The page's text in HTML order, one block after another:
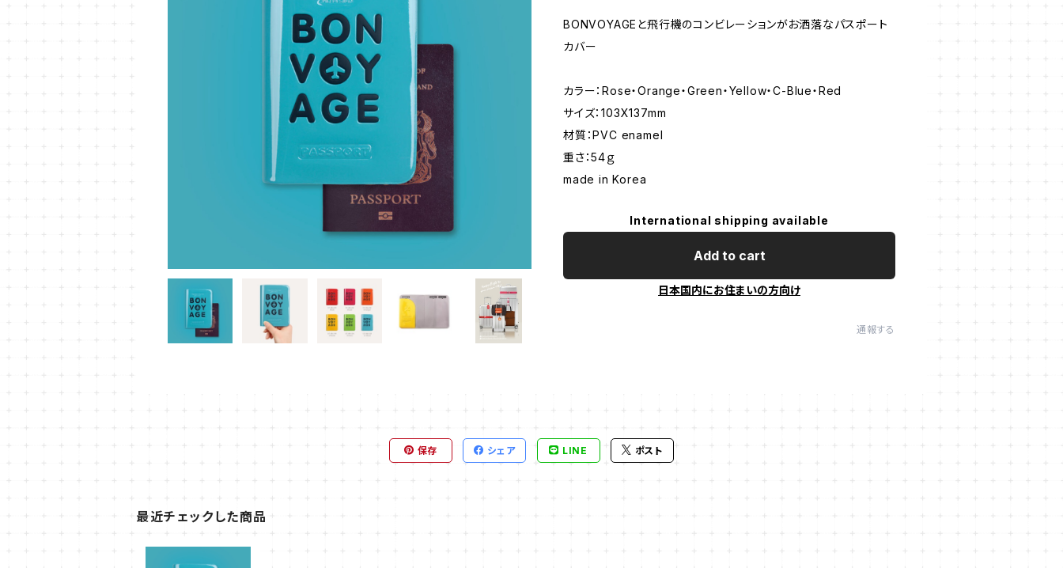
BONVOYAGEと飛行機のコンビレーションがお洒落なパスポート
カバー
カラー：Rose・Orange・Green・Yellow・C-Blue・Red
サイズ：103X137mm
材質：PVC enamel
重さ：54ｇ
made in Korea
International shipping available
Add to cart
日本国内にお住まいの方向け
通報する
保存 シェア LINE ポスト
最近チェックした商品